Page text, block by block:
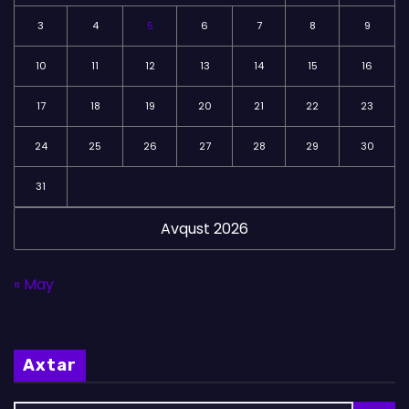
Avqust 2026
3 4 5 6 7 8 9
10 11 12 13 14 15 16
17 18 19 20 21 22 23
24 25 26 27 28 29 30
31
« May
Axtar